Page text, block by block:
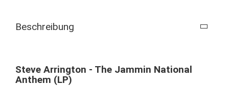
Beschreibung
Steve Arrington - The Jammin National
Anthem (LP)